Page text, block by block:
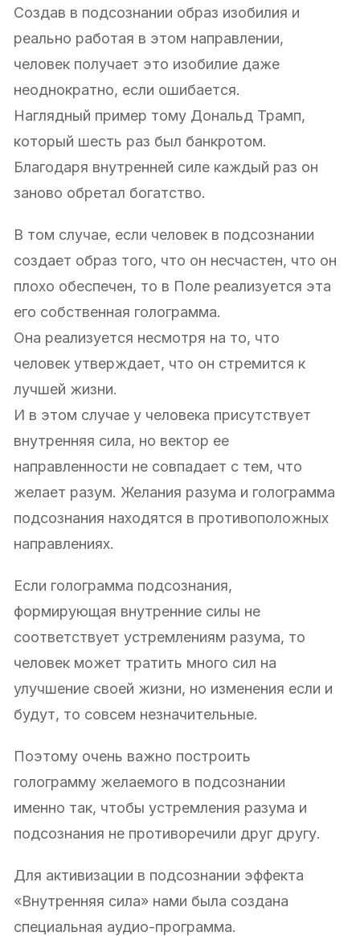
Создав в подсознании образ изобилия и
реально работая в этом направлении,
человек получает это изобилие даже
неоднократно, если ошибается.
Наглядный пример тому Дональд Трамп,
который шесть раз был банкротом.
Благодаря внутренней силе каждый раз он
заново обретал богатство.
В том случае, если человек в подсознании
создает образ того, что он несчастен, что он
плохо обеспечен, то в Поле реализуется эта
его собственная голограмма.
Она реализуется несмотря на то, что
человек утверждает, что он стремится к
лучшей жизни.
И в этом случае у человека присутствует
внутренняя сила, но вектор ее
направленности не совпадает с тем, что
желает разум. Желания разума и голограмма
подсознания находятся в противоположных
направлениях.
Если голограмма подсознания,
формирующая внутренние силы не
соответствует устремлениям разума, то
человек может тратить много сил на
улучшение своей жизни, но изменения если и
будут, то совсем незначительные.
Поэтому очень важно построить
голограмму желаемого в подсознании
именно так, чтобы устремления разума и
подсознания не противоречили друг другу.
Для активизации в подсознании эффекта
«Внутренняя сила» нами была создана
специальная аудио-программа.